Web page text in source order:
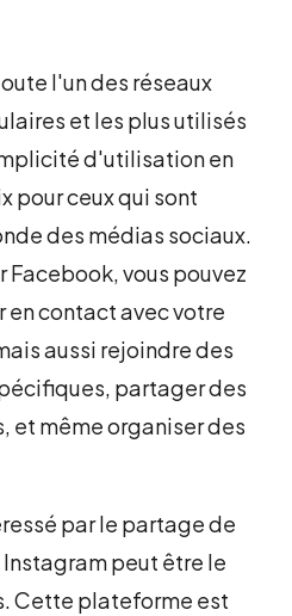
l'un des réseaux
et les plus utilisés
d'utilisation en
pour ceux qui sont
des médias sociaux.
Facebook, vous pouvez
en contact avec votre
aussi rejoindre des
partager des
et même organiser des
par le partage de
peut être le
Cette plateforme est